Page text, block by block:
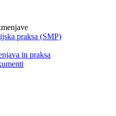
praksa (SMP)
in praksa